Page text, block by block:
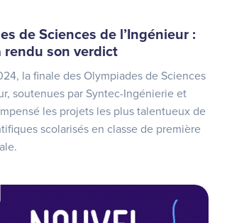
de Sciences de l’Ingénieur :
rendu son verdict
la finale des Olympiades de Sciences
soutenues par Syntec-Ingénierie et
les projets les plus talentueux de
scolarisés en classe de première